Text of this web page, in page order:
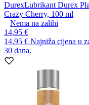
DurexLubrikant Durex
Crazy Cherry, 100 ml
Nema na zalihi
14,95 €
14,95 € Najniža cijena u
30 dana.